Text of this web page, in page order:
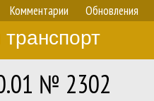
Комментарии Обновления
№ 2302